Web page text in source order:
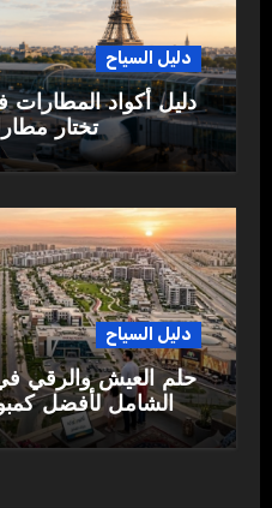
دليل السياح
تختار
دليل السياح
حلم العيش والرقي
الشامل لأفضل